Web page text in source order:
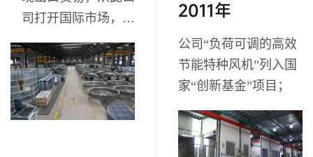
司打开国际市场，实
级高新技术企业研究
开发中心”，并通过
OHSAS18001认证，实
现“三合一”体系管理；
2011年
公司“负荷可调的高效
节能特种风机”列入国
家“创新基金”项目；